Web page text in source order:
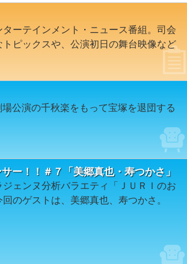
ーテインメント・ニュース番組。司会
ピックスや、公演初日の舞台映像など
公演の千秋楽をもって宝塚を退団する
ー！！＃７「美郷真也・寿つかさ」
ェンヌ分析バラエティ「ＪＵＲＩのお
のゲストは、美郷真也、寿つかさ。